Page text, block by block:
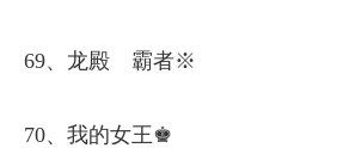
69、龙殿ゞ霸者※
70、我的女王♚